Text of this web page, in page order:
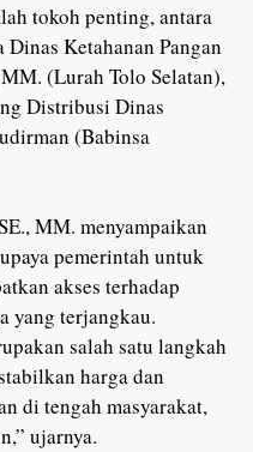
tokoh penting, antara
Ketahanan Pangan
(Lurah Tolo Selatan),
Distribusi Dinas
(Babinsa
MM. menyampaikan
pemerintah untuk
akses terhadap
yang terjangkau.
salah satu langkah
harga dan
di tengah masyarakat,
ujarnya.